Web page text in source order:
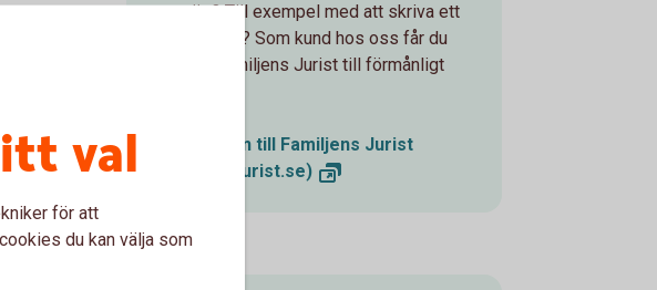
arvsrätt? Till exempel med att skriva ett
testamente? Som kund hos oss får du
hjälp av Familjens Jurist till förmånligt
Välkommen till Familjens Jurist
(familjensjurist.se)
val
för att
du kan välja som